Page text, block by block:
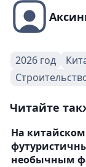
2026 год
Читайте
На
необычным